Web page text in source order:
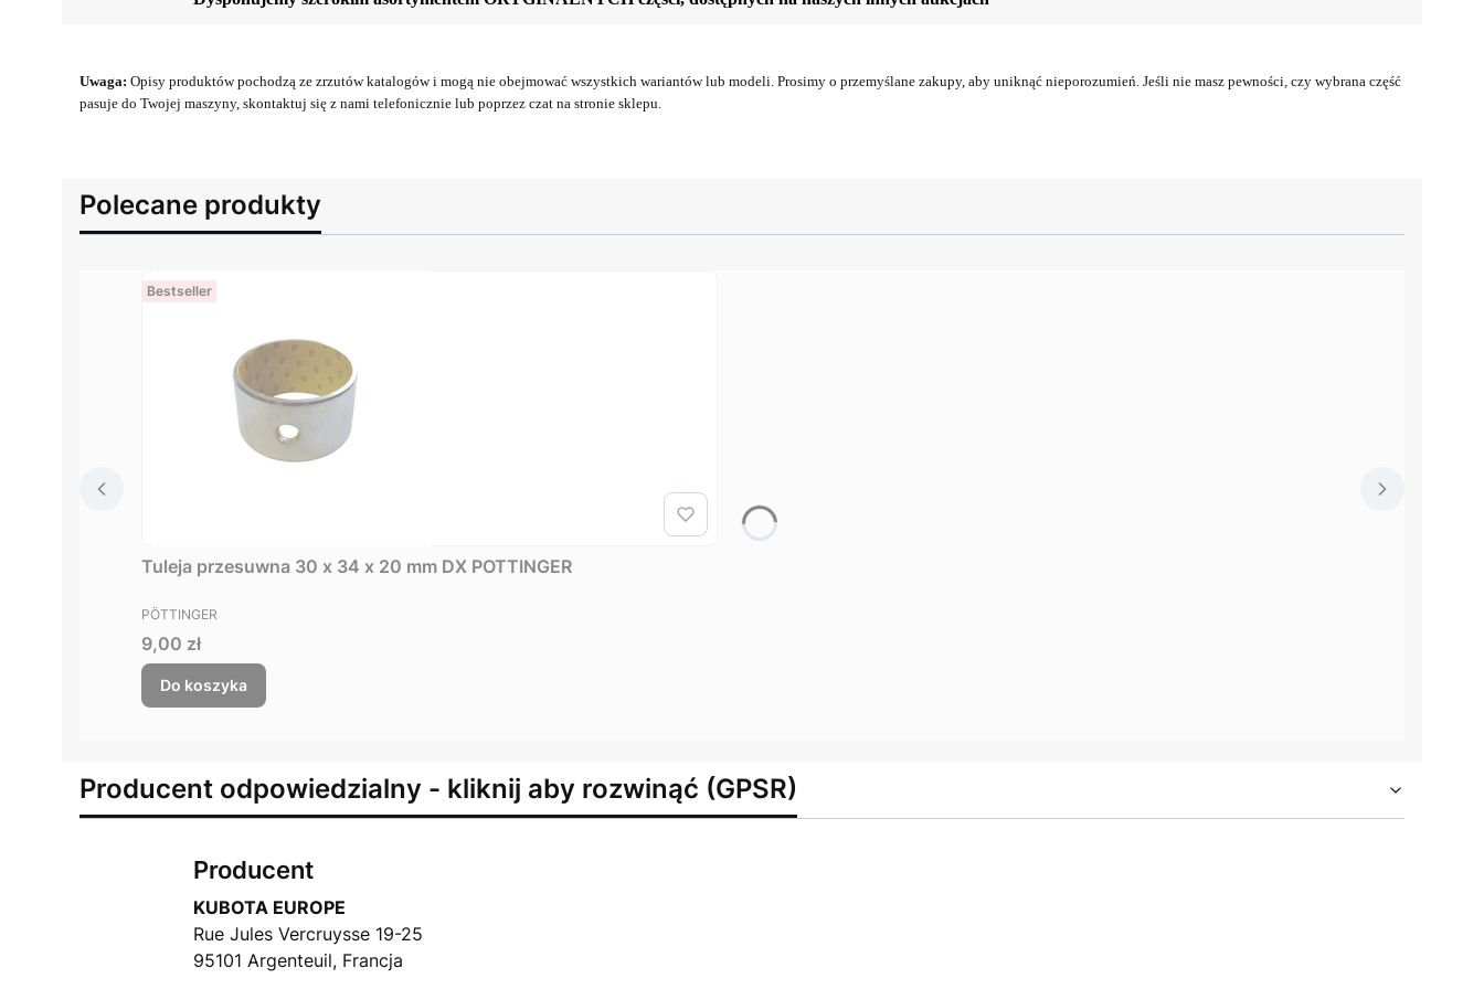
Uwaga: Opisy produktów pochodzą ze zrzutów katalogów i mogą nie obejmować wszystkich wariantów lub modeli. Prosimy o przemyślane zakupy, aby uniknąć nieporozumień. Jeśli nie masz pewności, czy wybrana część
pasuje do Twojej maszyny, skontaktuj się z nami telefonicznie lub poprzez czat na stronie sklepu.
Polecane produkty
Bestseller
Tuleja przesuwna 30 x 34 x 20 mm DX POTTINGER
PRODUCENT
PÖTTINGER
Cena
9,00 zł
Do koszyka
Producent odpowiedzialny - kliknij aby rozwinąć (GPSR)
Producent
KUBOTA EUROPE
Rue Jules Vercruysse 19-25
95101 Argenteuil, Francja